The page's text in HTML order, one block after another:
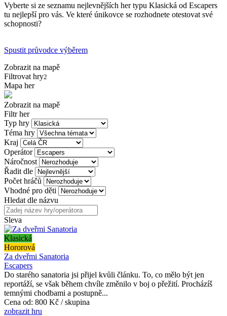
Vyberte si ze seznamu nejlevnějších her typu Klasická od Escapers
tu nejlepší pro vás. Ve které únikovce se rozhodnete otestovat své
schopnosti?
Spustit průvodce výběrem
Zobrazit na mapě
Filtrovat hry2
Mapa her
Zobrazit na mapě
Filtr her
Typ hry
Téma hry
Kraj
Operátor
Náročnost
Řadit dle
Počet hráčů
Vhodné pro děti
Hledat dle názvu
Sleva
Klasická
Hororová
Za dveřmi Sanatoria
Escapers
Do starého sanatoria jsi přijel kvůli článku. To, co mělo být jen
reportáží, se však během chvíle změnilo v boj o přežití. Procházíš
temnými chodbami a postupně...
Cena od: 800 Kč / skupina
zobrazit hru